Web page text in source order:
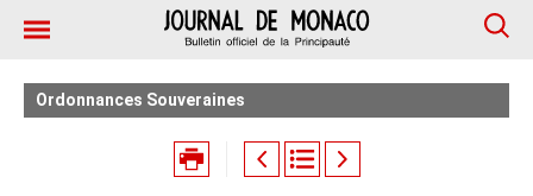
Ordonnances Souveraines